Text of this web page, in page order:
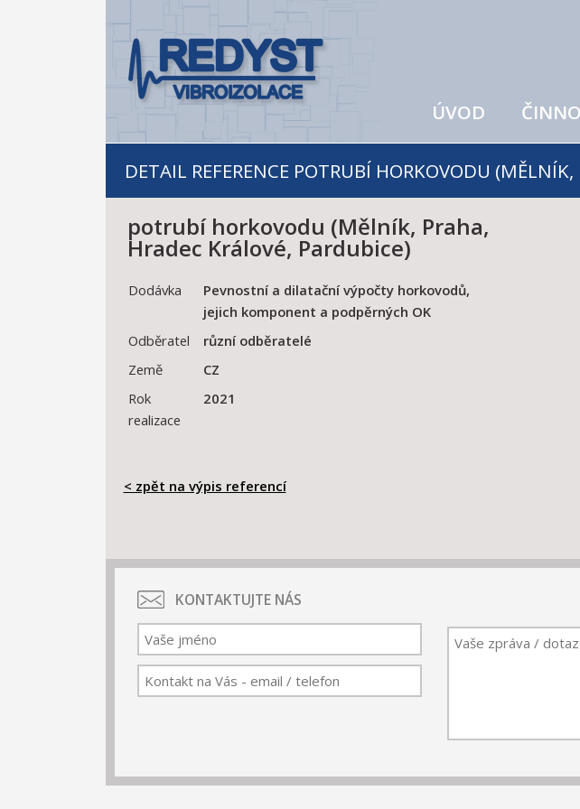
ÚVOD
DETAIL REFERENCE POTRUBÍ HORKOVODU
potrubí horkovodu (Mělník, Praha,
Hradec Králové, Pardubice)
Dodávka
Pevnostní a dilatační výpočty horkovodů,
jejich komponent a podpěrných OK
Odběratel
různí odběratelé
Země
CZ
Rok
realizace
2021
< zpět na výpis referencí
KONTAKTUJTE NÁS